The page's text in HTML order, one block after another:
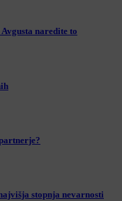
naredite to
stopnja nevarnosti